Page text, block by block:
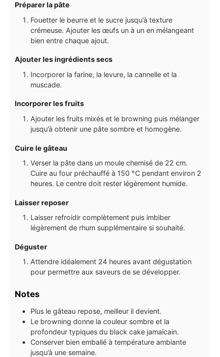
Préparer la pâte
Fouetter le beurre et le sucre jusqu’à texture
crémeuse. Ajouter les œufs un à un en mélangeant
bien entre chaque ajout.
Ajouter les ingrédients secs
Incorporer la farine, la levure, la cannelle et la
muscade.
Incorporer les fruits
Ajouter les fruits mixés et le browning puis mélanger
jusqu’à obtenir une pâte sombre et homogène.
Cuire le gâteau
Verser la pâte dans un moule chemisé de 22 cm.
Cuire au four préchauffé à 150 °C pendant environ 2
heures. Le centre doit rester légèrement humide.
Laisser reposer
Laisser refroidir complètement puis imbiber
légèrement de rhum supplémentaire si souhaité.
Déguster
Attendre idéalement 24 heures avant dégustation
pour permettre aux saveurs de se développer.
Notes
Plus le gâteau repose, meilleur il devient.
Le browning donne la couleur sombre et la
profondeur typiques du black cake jamaïcain.
Conserver bien emballé à température ambiante
jusqu’à une semaine.